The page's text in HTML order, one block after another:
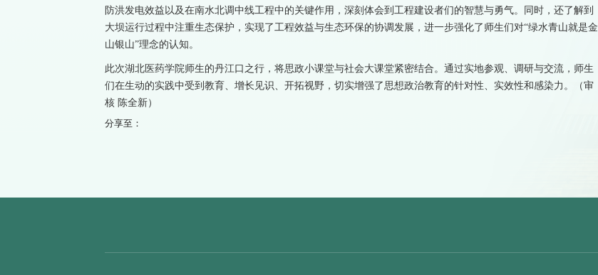
防洪发电效益以及在南水北调中线工程中的关键作用，深刻体会到工程建设者们的智慧与勇气。同时，还了解到
大坝运行过程中注重生态保护，实现了工程效益与生态环保的协调发展，进一步强化了师生们对“绿水青山就是金
山银山”理念的认知。
此次湖北医药学院师生的丹江口之行，将思政小课堂与社会大课堂紧密结合。通过实地参观、调研与交流，师生
们在生动的实践中受到教育、增长见识、开拓视野，切实增强了思想政治教育的针对性、实效性和感染力。（审
核 陈全新）
分享至：